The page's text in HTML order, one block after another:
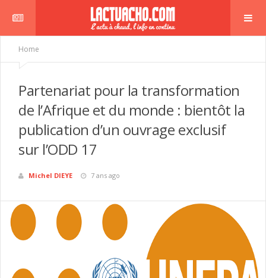
Home
Partenariat pour la transformation
de l’Afrique et du monde : bientôt la
publication d’un ouvrage exclusif
sur l’ODD 17
Michel DIEYE 7 ans ago